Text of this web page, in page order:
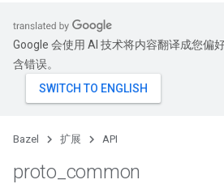
Google 会使用 AI 技术将内容翻译成您偏
含错误。
Bazel 扩展 API
proto common